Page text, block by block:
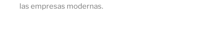
las empresas modernas.